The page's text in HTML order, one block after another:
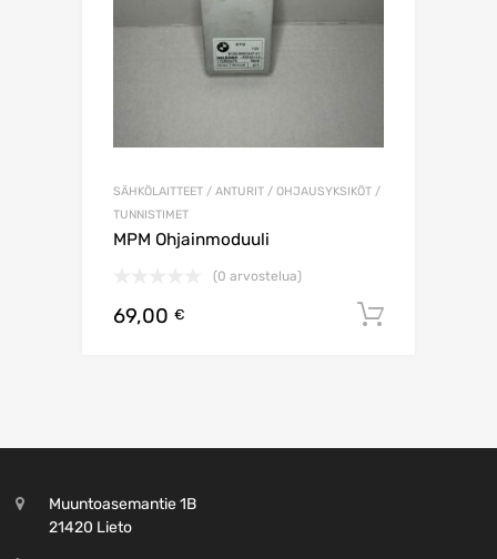
SÄHKÖLAITTEET / ANTURIT / OHJAUSYKSIKÖT /
TUNNISTIMET
MPM Ohjainmoduuli
(0 arvostelua)
69,00 €
Muuntoasemantie 1B
21420 Lieto